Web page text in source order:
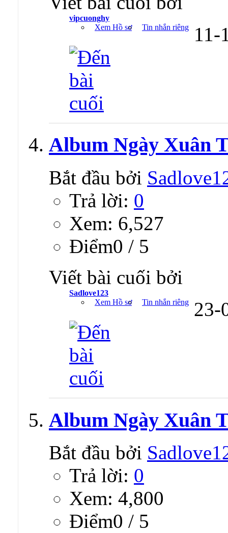
vipcuonghy
Xem Hồ sơ
Tin nhắn riêng 11-
Album Ngày Xuân
Bắt đầu bởi
Trả lời: 0
Xem: 6,527
Ðiểm0 / 5
Viết bài cuối bởi
Sadlove123
Xem Hồ sơ
Tin nhắn riêng 23-
Album Ngày Xuân
Bắt đầu bởi
Trả lời: 0
Xem: 4,800
Ðiểm0 / 5